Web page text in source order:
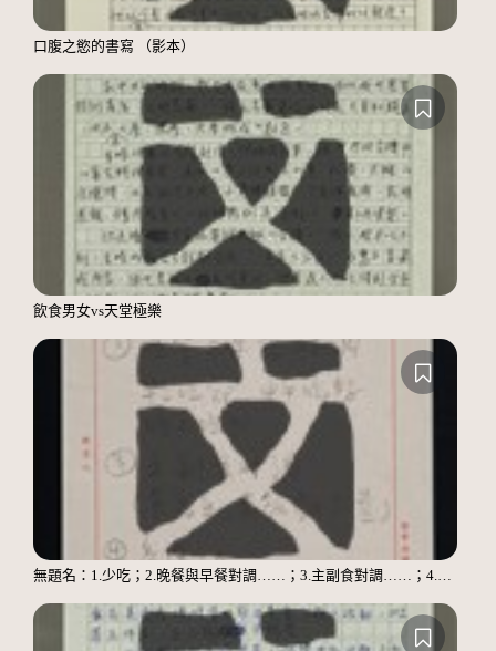
口腹之慾的書寫 （影本）
飲食男女vs天堂極樂
無題名：1.少吃；2.晚餐與早餐對調……；3.主副食對調……；4.多運動